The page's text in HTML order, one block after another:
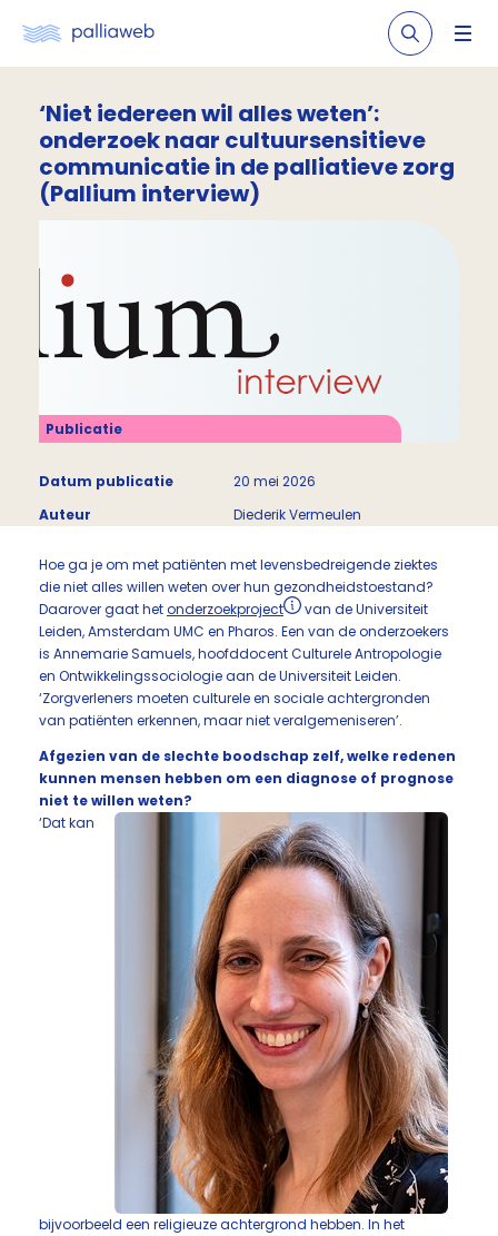
‘Niet iedereen wil alles weten’:
onderzoek naar cultuursensitieve
communicatie in de palliatieve zorg
(Pallium interview)
Publicatie
Datum publicatie
20 mei 2026
Auteur
Diederik Vermeulen
Hoe ga je om met patiënten met levensbedreigende ziektes
die niet alles willen weten over hun gezondheidstoestand?
Daarover gaat hetonderzoekproject
van de Universiteit
Leiden, Amsterdam UMC en Pharos. Een van de onderzoekers
is Annemarie Samuels, hoofddocent Culturele Antropologie
en Ontwikkelingssociologie aan de Universiteit Leiden.
‘Zorgverleners moeten culturele en sociale achtergronden
van patiënten erkennen, maar niet veralgemeniseren’.
Afgezien van de slechte boodschap zelf, welke redenen
kunnen mensen hebben om een diagnose of prognose
niet te willen weten?
‘Dat kan
bijvoorbeeld een religieuze achtergrond hebben. In het